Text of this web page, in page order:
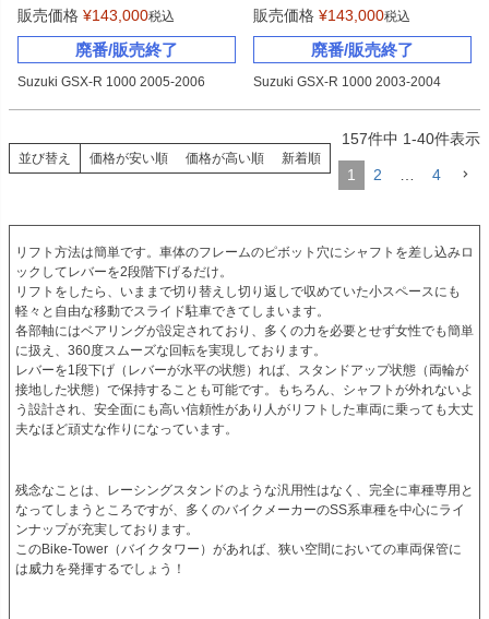
販売価格 ¥143,000税込
廃番/販売終了
Suzuki GSX-R 1000 2005-2006
販売価格 ¥143,000税込
廃番/販売終了
Suzuki GSX-R 1000 2003-2004
並び替え 価格が安い順 価格が高い順 新着順
157件中 1-40件表示
1 2 4
リフト方法は簡単です。車体のフレームのピボット穴にシャフトを差し込みロ
ックしてレバーを2段階下げるだけ。
リフトをしたら、いままで切り替えし切り返しで収めていた小スペースにも
軽々と自由な移動でスライド駐車できてしまいます。
各部軸にはベアリングが設定されており、多くの力を必要とせず女性でも簡単
に扱え、360度スムーズな回転を実現しております。
レバーを1段下げ（レバーが水平の状態）れば、スタンドアップ状態（両輪が
接地した状態）で保持することも可能です。もちろん、シャフトが外れないよ
う設計され、安全面にも高い信頼性があり人がリフトした車両に乗っても大丈
夫なほど頑丈な作りになっています。
残念なことは、レーシングスタンドのような汎用性はなく、完全に車種専用と
なってしまうところですが、多くのバイクメーカーのSS系車種を中心にライ
ンナップが充実しております。
このBike-Tower（バイクタワー）があれば、狭い空間においての車両保管に
は威力を発揮するでしょう！